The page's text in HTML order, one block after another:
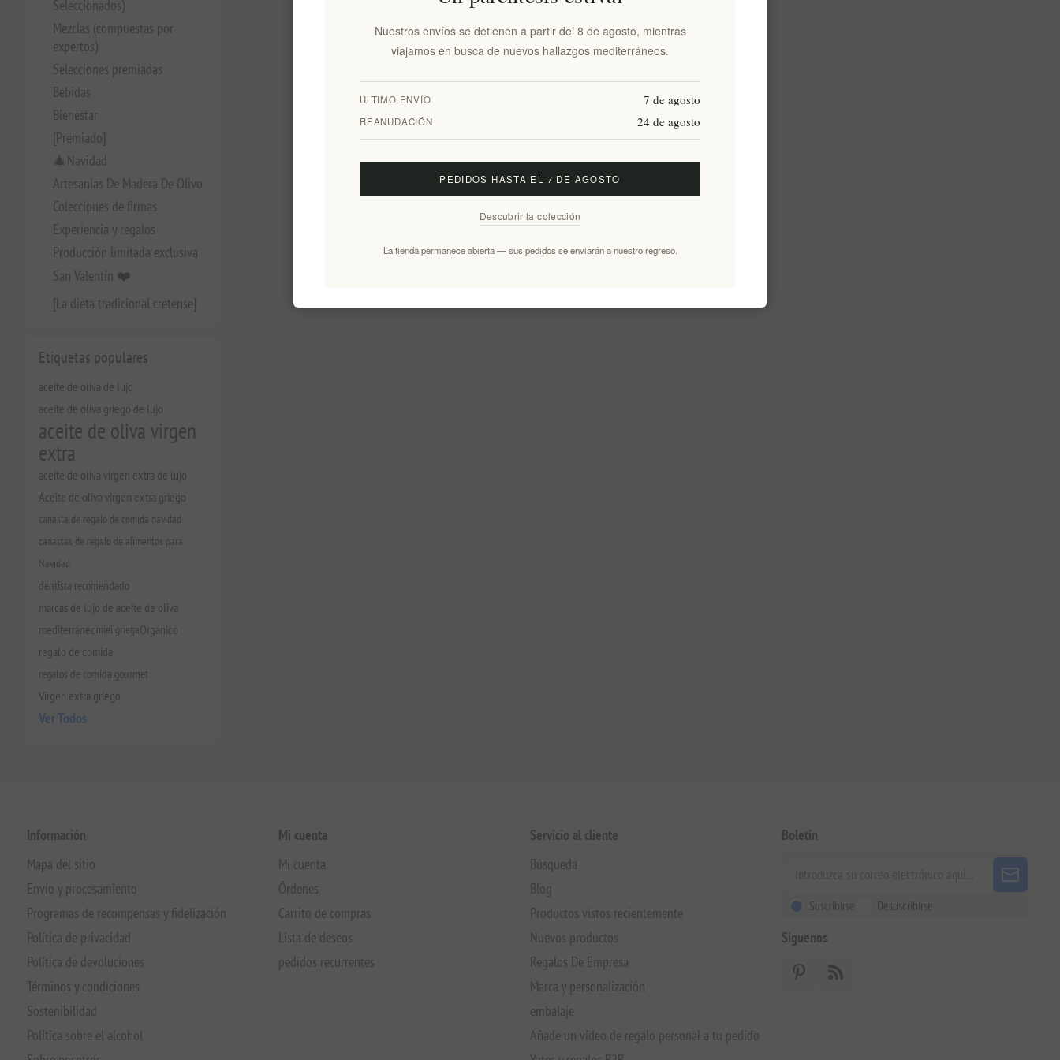
Seleccionados)
Mezclas (compuestas por
expertos)
Selecciones premiadas
Bebidas
Bienestar
[Premiado]
🎄Navidad
Artesanías De Madera De Olivo
Colecciones de firmas
Experiencia y regalos
Producción limitada exclusiva
San Valentín ❤️
[La dieta tradicional cretense]
Etiquetas populares
aceite de oliva de lujo
aceite de oliva griego de lujo
aceite de oliva virgen
extra
aceite de oliva virgen extra de lujo
Aceite de oliva virgen extra griego
canasta de regalo de comida navidad
canastas de regalo de alimentos para
Navidad
dentista recomendado
marcas de lujo de aceite de oliva
mediterráneomiel griegaOrgánico
regalo de comida
regalos de comida gourmet
Virgen extra griego
Ver Todos
Información
Mapa del sitio
Envío y procesamiento
Programas de recompensas y fidelización
Política de privacidad
Política de devoluciones
Términos y condiciones
Sostenibilidad
Política sobre el alcohol
Mi cuenta
Mi cuenta
Órdenes
Carrito de compras
Lista de deseos
pedidos recurrentes
Servicio al cliente
Búsqueda
Blog
Productos vistos recientemente
Nuevos productos
Regalos De Empresa
Marca y personalización
embalaje
Añade un vídeo de regalo personal a tu pedido
Boletín
Suscribirse Desuscribirse
Siguenos
Nuestros envíos se detienen a partir del 8 de agosto, mientras
viajamos en busca de nuevos hallazgos mediterráneos.
ÚLTIMO ENVÍO 7 de agosto
REANUDACIÓN 24 de agosto
PEDIDOS HASTA EL 7 DE AGOSTO
Descubrir la colección
La tienda permanece abierta — sus pedidos se enviarán a nuestro regreso.